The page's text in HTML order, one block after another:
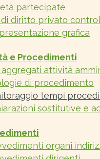
partecipate
di diritto privato
grafica
e Procedimenti
aggregati attività
di procedimento
tempi
sostitutive e
organi